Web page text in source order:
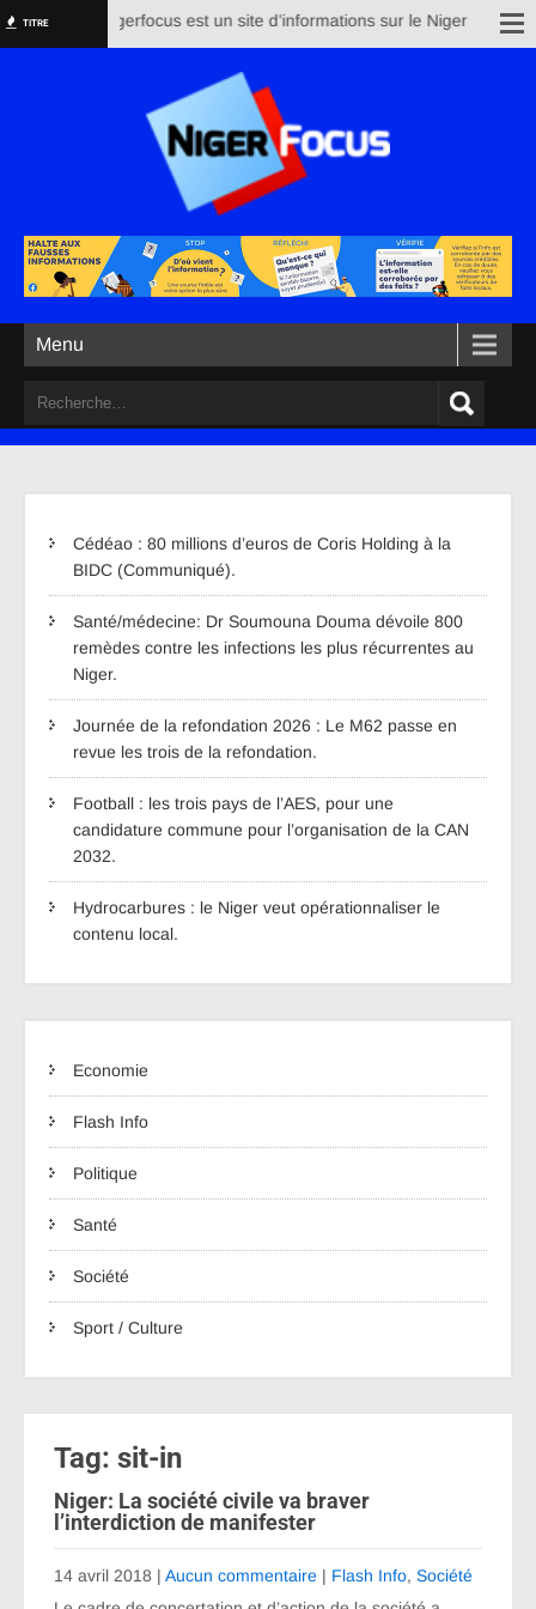
TITRE Nigerfocus est un site d’informations sur le Niger et le
Menu
Cédéao : 80 millions d’euros de Coris Holding à la
BIDC (Communiqué).
Santé/médecine: Dr Soumouna Douma dévoile 800
remèdes contre les infections les plus récurrentes au
Niger.
Journée de la refondation 2026 : Le M62 passe en
revue les trois de la refondation.
Football : les trois pays de l’AES, pour une
candidature commune pour l’organisation de la CAN
2032.
Hydrocarbures : le Niger veut opérationnaliser le
contenu local.
Economie
Flash Info
Politique
Santé
Société
Sport / Culture
Tag: sit-in
Niger: La société civile va braver
l’interdiction de manifester
14 avril 2018 | Aucun commentaire | Flash Info, Société